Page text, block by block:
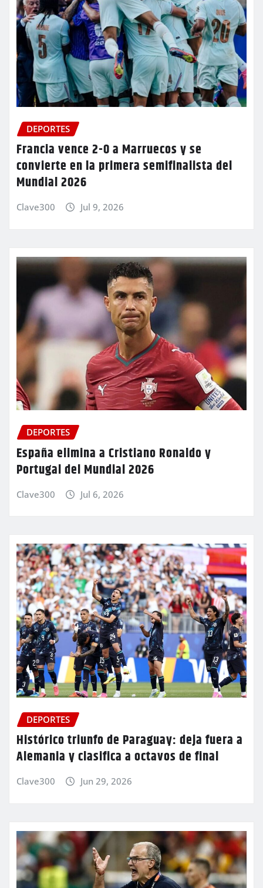
DEPORTES
Francia vence 2-0 a Marruecos y se
convierte en la primera semifinalista del
Mundial 2026
Clave300 Jul 9, 2026
DEPORTES
España elimina a Cristiano Ronaldo y
Portugal del Mundial 2026
Clave300 Jul 6, 2026
DEPORTES
Histórico triunfo de Paraguay: deja fuera a
Alemania y clasifica a octavos de final
Clave300 Jun 29, 2026